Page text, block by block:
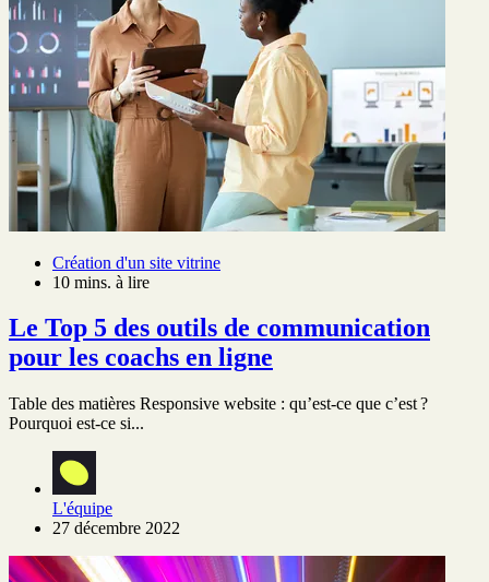
Création d'un site vitrine
10 mins. à lire
Le Top 5 des outils de communication
pour les coachs en ligne
Table des matières Responsive website : qu’est-ce que c’est ?
Pourquoi est-ce si...
L'équipe
27 décembre 2022